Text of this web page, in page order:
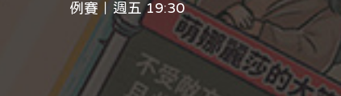
例賽｜週五 19:30